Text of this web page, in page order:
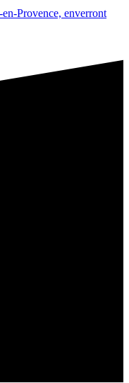
Provence, enverront